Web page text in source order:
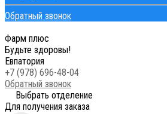
Обратный звонок
Фарм плюс
Будьте здоровы!
Евпатория
+7 (978) 696-48-04
Обратный звонок
Выбрать отделение
Для получения заказа